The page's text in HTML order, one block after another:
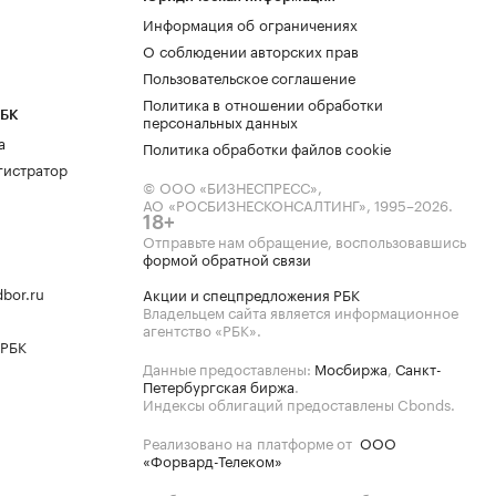
Информация об ограничениях
О соблюдении авторских прав
Пользовательское соглашение
Политика в отношении обработки
персональных данных
Политика обработки файлов cookie
© ООО «БИЗНЕСПРЕСС»,
АО «РОСБИЗНЕСКОНСАЛТИНГ», 1995–2026.
18+
Отправьте нам обращение, воспользовавшись
формой обратной связи
Акции и спецпредложения РБК
Владельцем сайта является информационное
агентство «РБК».
Данные предоставлены: Мосбиржа, Санкт-
Петербургская биржа.
Индексы облигаций предоставлены Cbonds.
Реализовано на платформе от ООО
«Форвард-Телеком»